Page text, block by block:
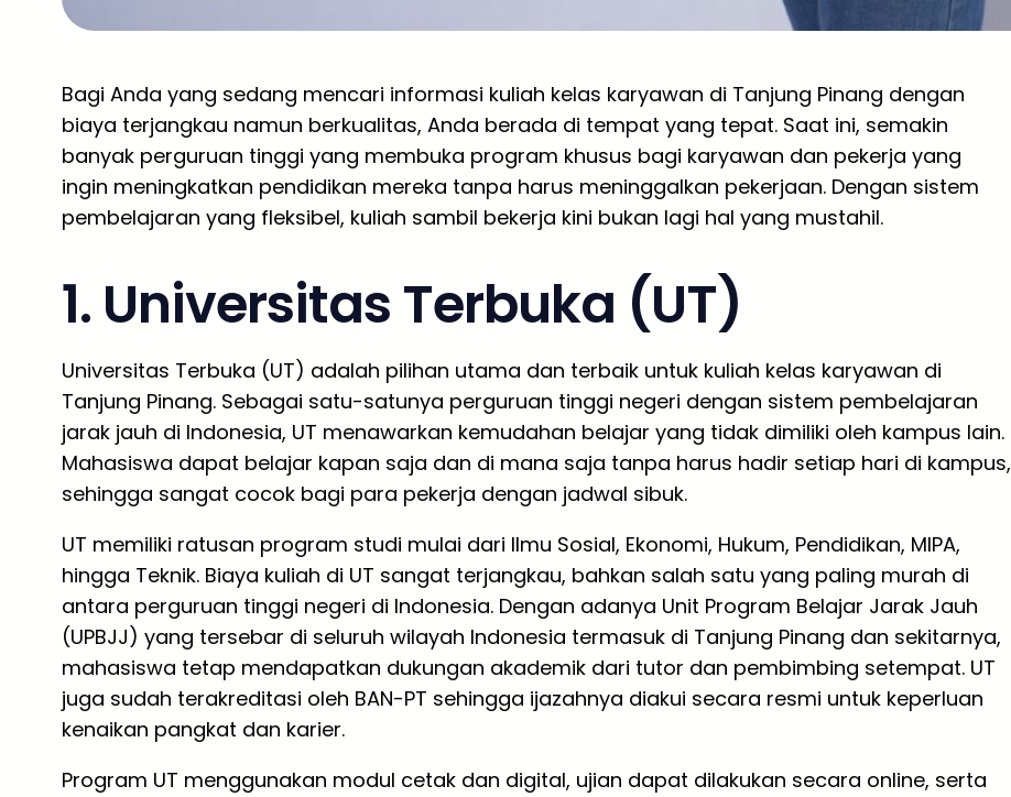
Bagi Anda yang sedang mencari informasi kuliah kelas karyawan di Tanjung Pinang dengan
biaya terjangkau namun berkualitas, Anda berada di tempat yang tepat. Saat ini, semakin
banyak perguruan tinggi yang membuka program khusus bagi karyawan dan pekerja yang
ingin meningkatkan pendidikan mereka tanpa harus meninggalkan pekerjaan. Dengan sistem
pembelajaran yang fleksibel, kuliah sambil bekerja kini bukan lagi hal yang mustahil.
1. Universitas Terbuka (UT)
Universitas Terbuka (UT) adalah pilihan utama dan terbaik untuk kuliah kelas karyawan di
Tanjung Pinang. Sebagai satu-satunya perguruan tinggi negeri dengan sistem pembelajaran
jarak jauh di Indonesia, UT menawarkan kemudahan belajar yang tidak dimiliki oleh kampus lain.
Mahasiswa dapat belajar kapan saja dan di mana saja tanpa harus hadir setiap hari di kampus,
sehingga sangat cocok bagi para pekerja dengan jadwal sibuk.
UT memiliki ratusan program studi mulai dari Ilmu Sosial, Ekonomi, Hukum, Pendidikan, MIPA,
hingga Teknik. Biaya kuliah di UT sangat terjangkau, bahkan salah satu yang paling murah di
antara perguruan tinggi negeri di Indonesia. Dengan adanya Unit Program Belajar Jarak Jauh
(UPBJJ) yang tersebar di seluruh wilayah Indonesia termasuk di Tanjung Pinang dan sekitarnya,
mahasiswa tetap mendapatkan dukungan akademik dari tutor dan pembimbing setempat. UT
juga sudah terakreditasi oleh BAN-PT sehingga ijazahnya diakui secara resmi untuk keperluan
kenaikan pangkat dan karier.
Program UT menggunakan modul cetak dan digital, ujian dapat dilakukan secara online, serta